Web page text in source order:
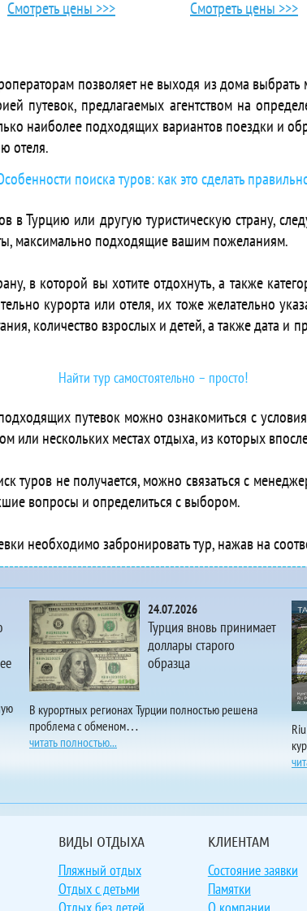
Hotel Hurghada
Aqua Park Beach Resort & Spa
Beach Resort & Spa
Aqua Resort
Elphistone Resort
Club
Hotel
Residence Dahab
Mount Verde
Lagoon Resort
Blend Paradise Resort
Dive Club & Hotel
Inn
Deluxe Residences & Apartments
Luxury Resort
Resort & Spa
El Gouna (Adults Only 16+)
Resort
Sharm Resort
Plaza
Beach Resort
Hostgool Chalets In Mirage Bay Resort & Aqua Park
Hotel
Life Paradise
Club Aqua Park
Club Resort
Luxury Resort
Luxury Resort Makadi Bay
Luxury Resort Sharm - Adults Only
Tsokkos
Смотреть цены >>>
Смотреть цены >>>
позволяет не выходя из дома выбрать
путевок, предлагаемых агентством на
наиболее подходящих вариантов поездки и
отеля.
поиска туров: как это сделать
в Турцию или другую туристическую страну,
максимально подходящие вашим пожеланиям.
в которой вы хотите отдохнуть, а также
курорта или отеля, их тоже желательно
количество взрослых и детей, а также дата и
Найти тур самостоятельно – просто!
путевок можно ознакомиться с
или нескольких местах отдыха, из которых
туров не получается, можно связаться с
вопросы и определиться с выбором.
необходимо забронировать тур, нажав на
24.07.2026
Турция вновь принимает
доллары старого
образца
В курортных регионах Турции полностью решена
проблема с обменом…
читать полностью...
ВИДЫ ОТДЫХА
Пляжный отдых
Отдых с детьми
КЛИЕНТАМ
Состояние заявки
Памятки